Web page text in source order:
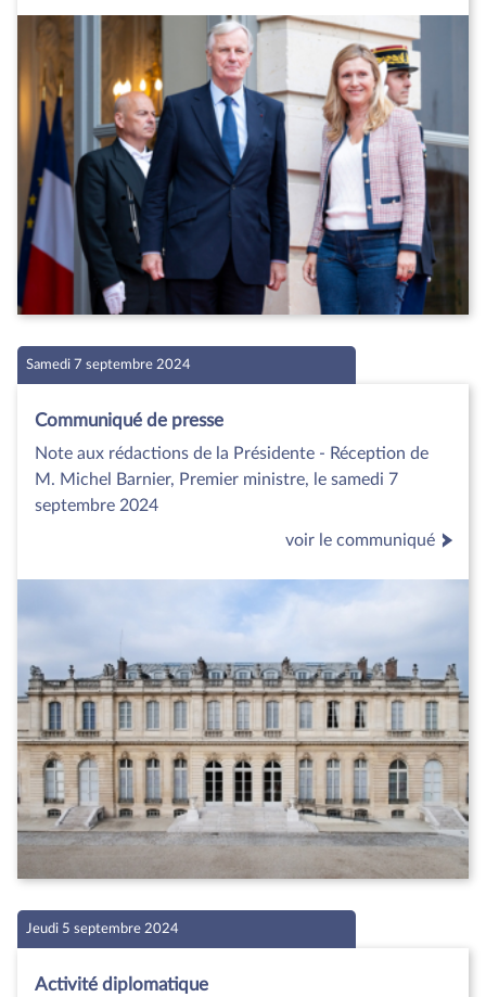
Samedi 7 septembre 2024
Communiqué de presse
Note aux rédactions de la Présidente - Réception de
M. Michel Barnier, Premier ministre, le samedi 7
septembre 2024
voir le communiqué
Jeudi 5 septembre 2024
Activité diplomatique